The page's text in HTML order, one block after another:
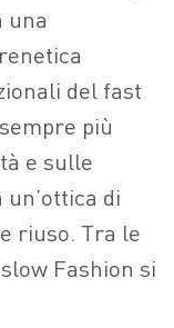
una
del fast
più
e sulle
di
riuso. Tra le
Fashion si